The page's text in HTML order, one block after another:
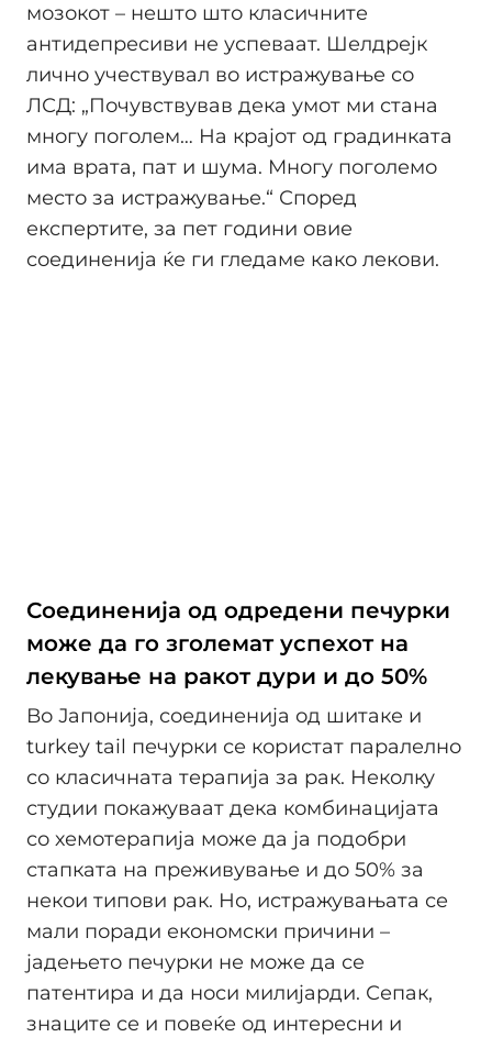
мозокот – нешто што класичните
антидепресиви не успеваат. Шелдрејк
лично учествувал во истражување со
ЛСД: „Почувствував дека умот ми стана
многу поголем… На крајот од градинката
има врата, пат и шума. Многу поголемо
место за истражување.“ Според
експертите, за пет години овие
соединенија ќе ги гледаме како лекови.
Соединенија од одредени печурки
може да го зголемат успехот на
лекување на ракот дури и до 50%
Во Јапонија, соединенија од шитаке и
turkey tail печурки се користат паралелно
со класичната терапија за рак. Неколку
студии покажуваат дека комбинацијата
со хемотерапија може да ја подобри
стапката на преживување и до 50% за
некои типови рак. Но, истражувањата се
мали поради економски причини –
јадењето печурки не може да се
патентира и да носи милијарди. Сепак,
знаците се и повеќе од интересни и